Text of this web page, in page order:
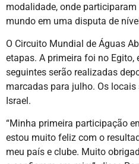
modalidade, onde
mundo em uma disputa de
O Circuito Mundial de Águas
etapas. A primeira foi no Egito,
seguintes serão realizadas
marcadas para julho. Os
Israel.
“Minha primeira participação
estou muito feliz com o
meu país e clube. Muito